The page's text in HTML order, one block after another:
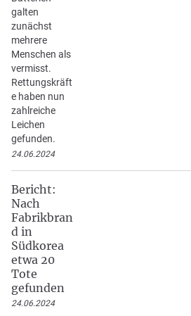
galten
zunächst
mehrere
Menschen als
vermisst.
Rettungskräft
e haben nun
zahlreiche
Leichen
gefunden.
24.06.2024
Bericht:
Nach
Fabrikbran
d in
Südkorea
etwa 20
Tote
gefunden
24.06.2024